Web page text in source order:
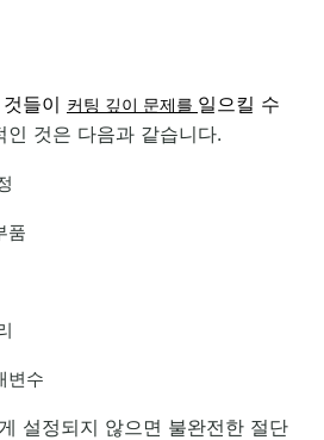
들이 커팅 깊이 문제를 일으킬 수
인 것은 다음과 같습니다.
품
변수
설정되지 않으면 불완전한 절단